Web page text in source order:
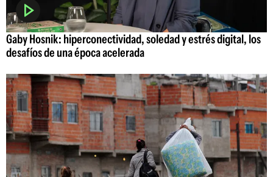
Gaby Hosnik: hiperconectividad, soledad y estrés digital, los
desafíos de una época acelerada